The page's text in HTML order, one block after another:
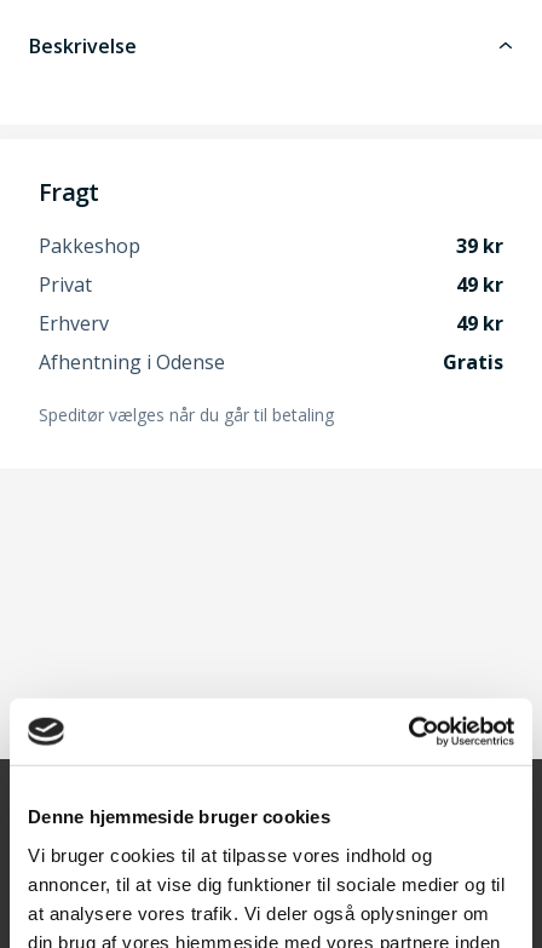
Denne hjemmeside bruger cookies
Vi bruger cookies til at tilpasse vores indhold og
annoncer, til at vise dig funktioner til sociale medier og til
at analysere vores trafik. Vi deler også oplysninger om
din brug af vores hjemmeside med vores partnere inden
Beskrivelse
Fragt
Pakkeshop
39
Privat
49
Erhverv
49
Afhentning i Odense
Gratis
Speditør vælges når du går til betaling
Kontakt
Texas A/S
Knullen 22